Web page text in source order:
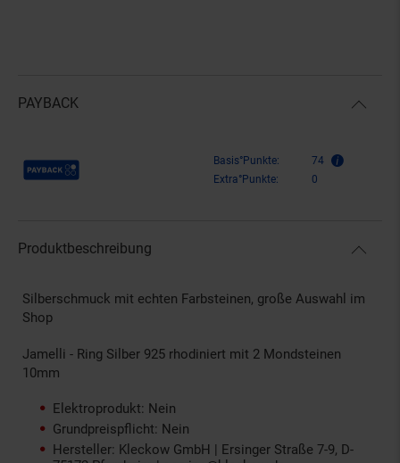
PAYBACK
Payback Punkte Basis°Punkte:
74
Extra°Punkte:
0
Produktbeschreibung
Silberschmuck mit echten Farbsteinen, große Auswahl im
Shop
Jamelli - Ring Silber 925 rhodiniert mit 2 Mondsteinen
10mm
Elektroprodukt: Nein
Grundpreispflicht: Nein
Hersteller: Kleckow GmbH | Ersinger Straße 7-9, D-